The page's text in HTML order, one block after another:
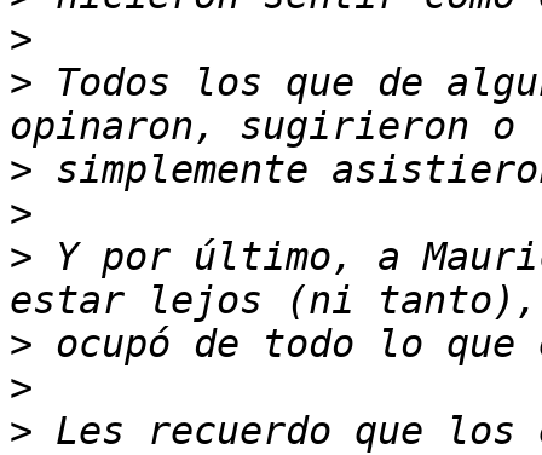
>
> Todos los que de
>
>
> Y por último, a
>
>
> Les recuerdo que